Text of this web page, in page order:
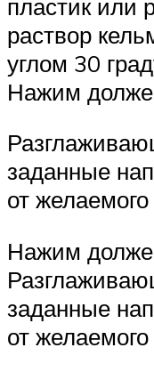
пластик или
раствор
углом 30
Нажим
заданные
от
Нажим
заданные
от